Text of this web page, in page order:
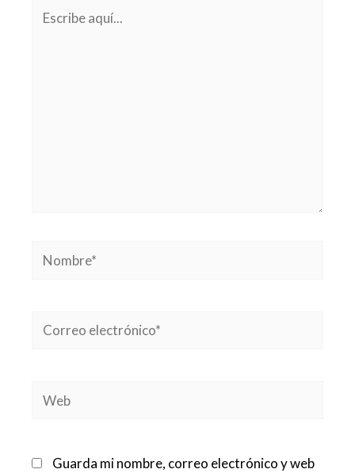
Nombre*
Correo
Web
Guarda mi nombre, correo electrónico y web